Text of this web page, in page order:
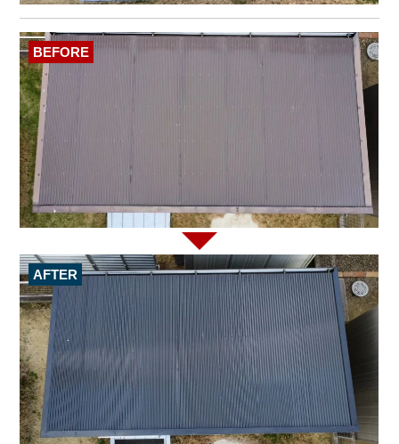
BEFORE
AFTER